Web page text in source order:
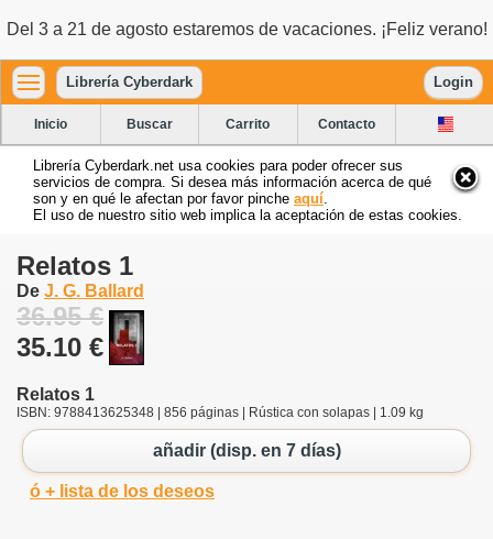
Del 3 a 21 de agosto estaremos de vacaciones. ¡Feliz verano!
Librería Cyberdark Login
Inicio Buscar Carrito Contacto
Librería Cyberdark.net usa cookies para poder ofrecer sus
servicios de compra. Si desea más información acerca de qué
son y en qué le afectan por favor pinche aquí
El uso de nuestro sitio web implica la aceptación de estas cookies.
Relatos 1
De J. G. Ballard
36.95 €
35.10 €
Relatos 1
ISBN: 9788413625348 | 856 páginas | Rústica con solapas | 1.09 kg
añadir (disp. en 7 días)
ó + lista de los deseos